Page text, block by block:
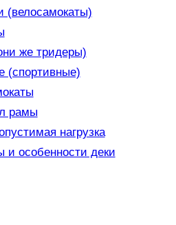
(велосамокаты)
же тридеры)
(спортивные)
рамы
нагрузка
особенности деки